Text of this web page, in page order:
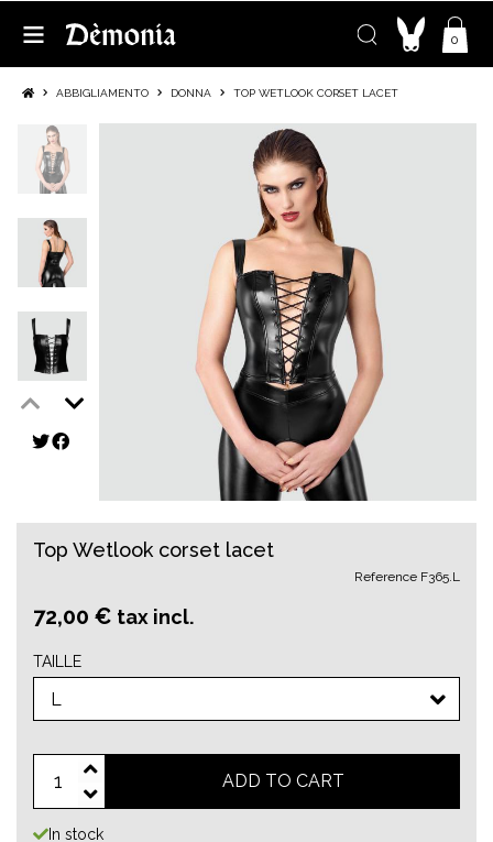
0
ABBIGLIAMENTO DONNA TOP WETLOOK CORSET LACET
Top Wetlook corset lacet
Reference F365.L
72,00 € tax incl.
TAILLE
L
ADD TO CART
In stock